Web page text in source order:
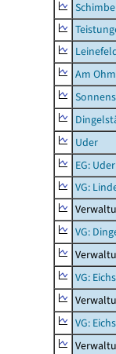
Am
Uder
EG: Uder
VG:
VG:
VG:
VG: